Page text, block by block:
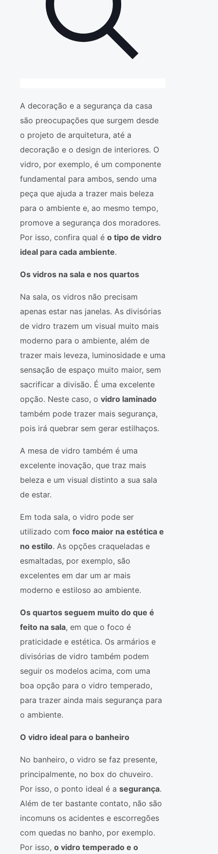
A decoração e a segurança da casa
são preocupações que surgem desde
o projeto de arquitetura, até a
decoração e o design de interiores. O
vidro, por exemplo, é um componente
fundamental para ambos, sendo uma
peça que ajuda a trazer mais beleza
para o ambiente e, ao mesmo tempo,
promove a segurança dos moradores.
Por isso, confira qual é o tipo de vidro
ideal para cada ambiente.
Os vidros na sala e nos quartos
Na sala, os vidros não precisam
apenas estar nas janelas. As divisórias
de vidro trazem um visual muito mais
moderno para o ambiente, além de
trazer mais leveza, luminosidade e uma
sensação de espaço muito maior, sem
sacrificar a divisão. É uma excelente
opção. Neste caso, o vidro laminado
também pode trazer mais segurança,
pois irá quebrar sem gerar estilhaços.
A mesa de vidro também é uma
excelente inovação, que traz mais
beleza e um visual distinto a sua sala
de estar.
Em toda sala, o vidro pode ser
utilizado com foco maior na estética e
no estilo. As opções craqueladas e
esmaltadas, por exemplo, são
excelentes em dar um ar mais
moderno e estiloso ao ambiente.
Os quartos seguem muito do que é
feito na sala, em que o foco é
praticidade e estética. Os armários e
divisórias de vidro também podem
seguir os modelos acima, com uma
boa opção para o vidro temperado,
para trazer ainda mais segurança para
o ambiente.
O vidro ideal para o banheiro
No banheiro, o vidro se faz presente,
principalmente, no box do chuveiro.
Por isso, o ponto ideal é a segurança.
Além de ter bastante contato, não são
incomuns os acidentes e escorregões
com quedas no banho, por exemplo.
Por isso, o vidro temperado e o